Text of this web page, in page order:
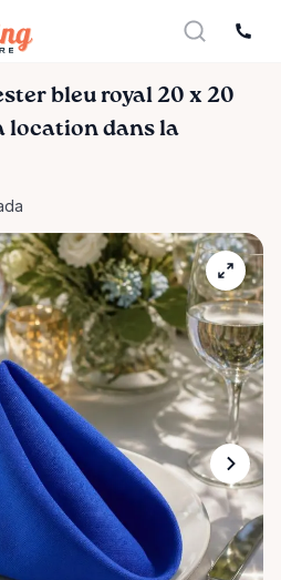
bleu royal 20 x 20
location dans la